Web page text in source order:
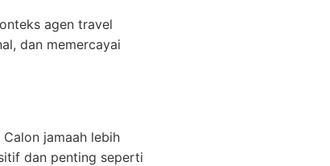
agen travel
dan memercayai
jamaah lebih
dan penting seperti